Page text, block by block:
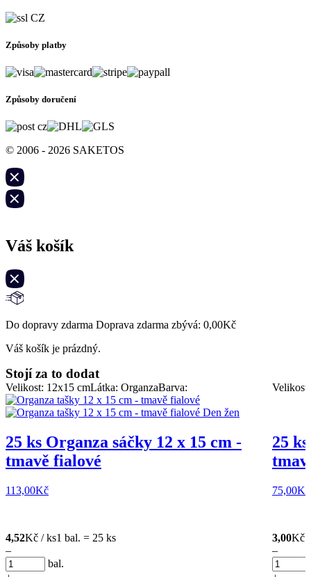
Způsoby platby
Způsoby doručení
© 2006 - 2026 SAKETOS
Váš košík
Do dopravy zdarma Doprava zdarma zbývá: 0,00Kč
Váš košík je prázdný.
Stojí za to dodat
Velikost: 12x15 cmLátka: OrganzaBarva:
25 ks Organza sáčky 12 x 15 cm -
tmavě fialové
113,00Kč
4,52Kč / ks1 bal. = 25 ks
–
bal.
25
75,00Kč
3,00Kč
–